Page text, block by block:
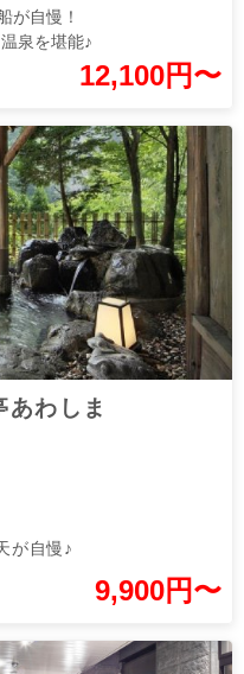
が自慢！
泉を堪能♪
12,100円〜
わしま
が自慢♪
9,900円〜